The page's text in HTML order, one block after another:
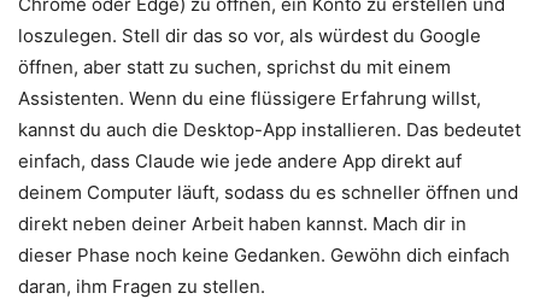
loszulegen. Stell dir das so vor, als würdest du Google
öffnen, aber statt zu suchen, sprichst du mit einem
Assistenten. Wenn du eine flüssigere Erfahrung willst,
kannst du auch die Desktop-App installieren. Das bedeutet
einfach, dass Claude wie jede andere App direkt auf
deinem Computer läuft, sodass du es schneller öffnen und
direkt neben deiner Arbeit haben kannst. Mach dir in
dieser Phase noch keine Gedanken. Gewöhn dich einfach
daran, ihm Fragen zu stellen.